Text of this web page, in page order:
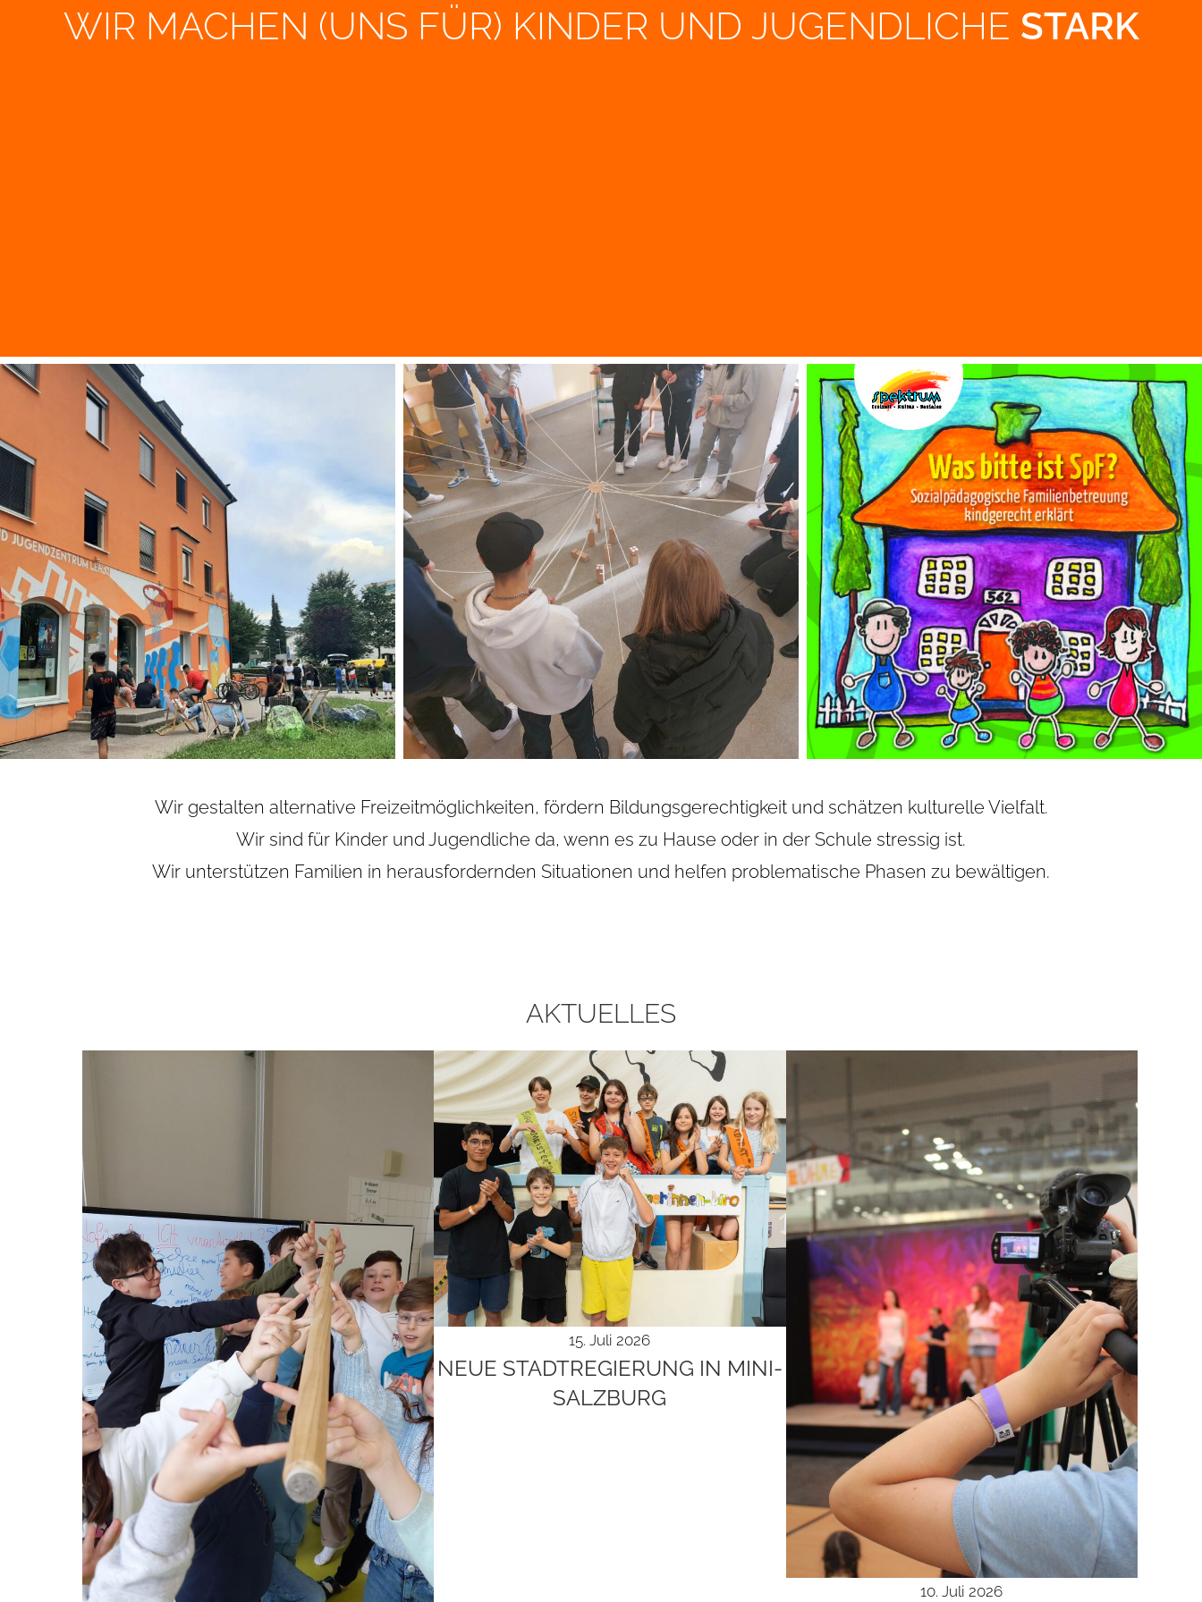
WIR MACHEN (UNS FÜR) KIN­DER UND JUGEND­LI­CHE STARK
Wir gestal­ten alter­na­tive Frei­zeit­mög­lich­kei­ten, för­dern Bil­dungs­ge­rech­tig­keit und schät­zen kul­tu­relle Viel­falt.
Wir sind für Kin­der und Jugend­li­che da, wenn es zu Hause oder in der Schule stres­sig ist.
Wir unter­stüt­zen Fami­lien in her­aus­for­dern­den Situa­tio­nen und hel­fen pro­ble­ma­ti­sche Pha­sen zu bewäl­ti­gen.
AKTU­EL­LES
15. Juli 2026
NEUE STADT­RE­GIE­RUNG IN MINI-
SAL­Z­­BURG
10. Juli 2026